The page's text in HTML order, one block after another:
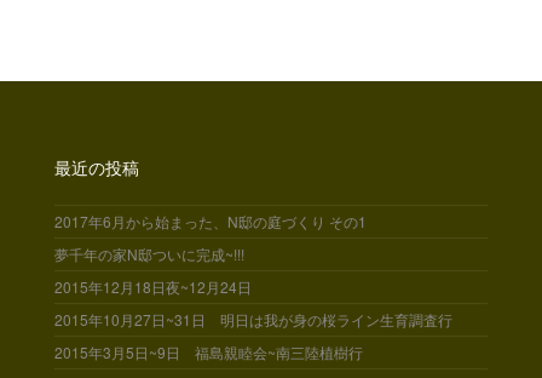
最近の投稿
2017年6月から始まった、N邸の庭づくり その1
夢千年の家N邸ついに完成~!!!
2015年12月18日夜~12月24日
2015年10月27日~31日 明日は我が身の桜ライン生育調査行
2015年3月5日~9日 福島親睦会~南三陸植樹行